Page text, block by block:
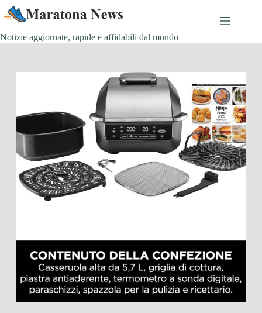
Salta
al
contenuto
Notizie aggiornate, rapide e affidabili dal mondo